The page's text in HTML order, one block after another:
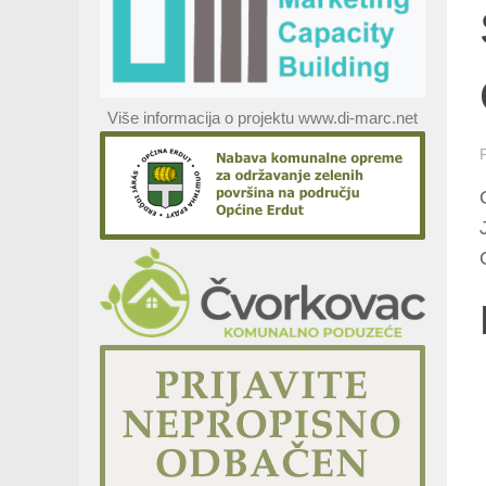
Više informacija o projektu www.di-marc.net